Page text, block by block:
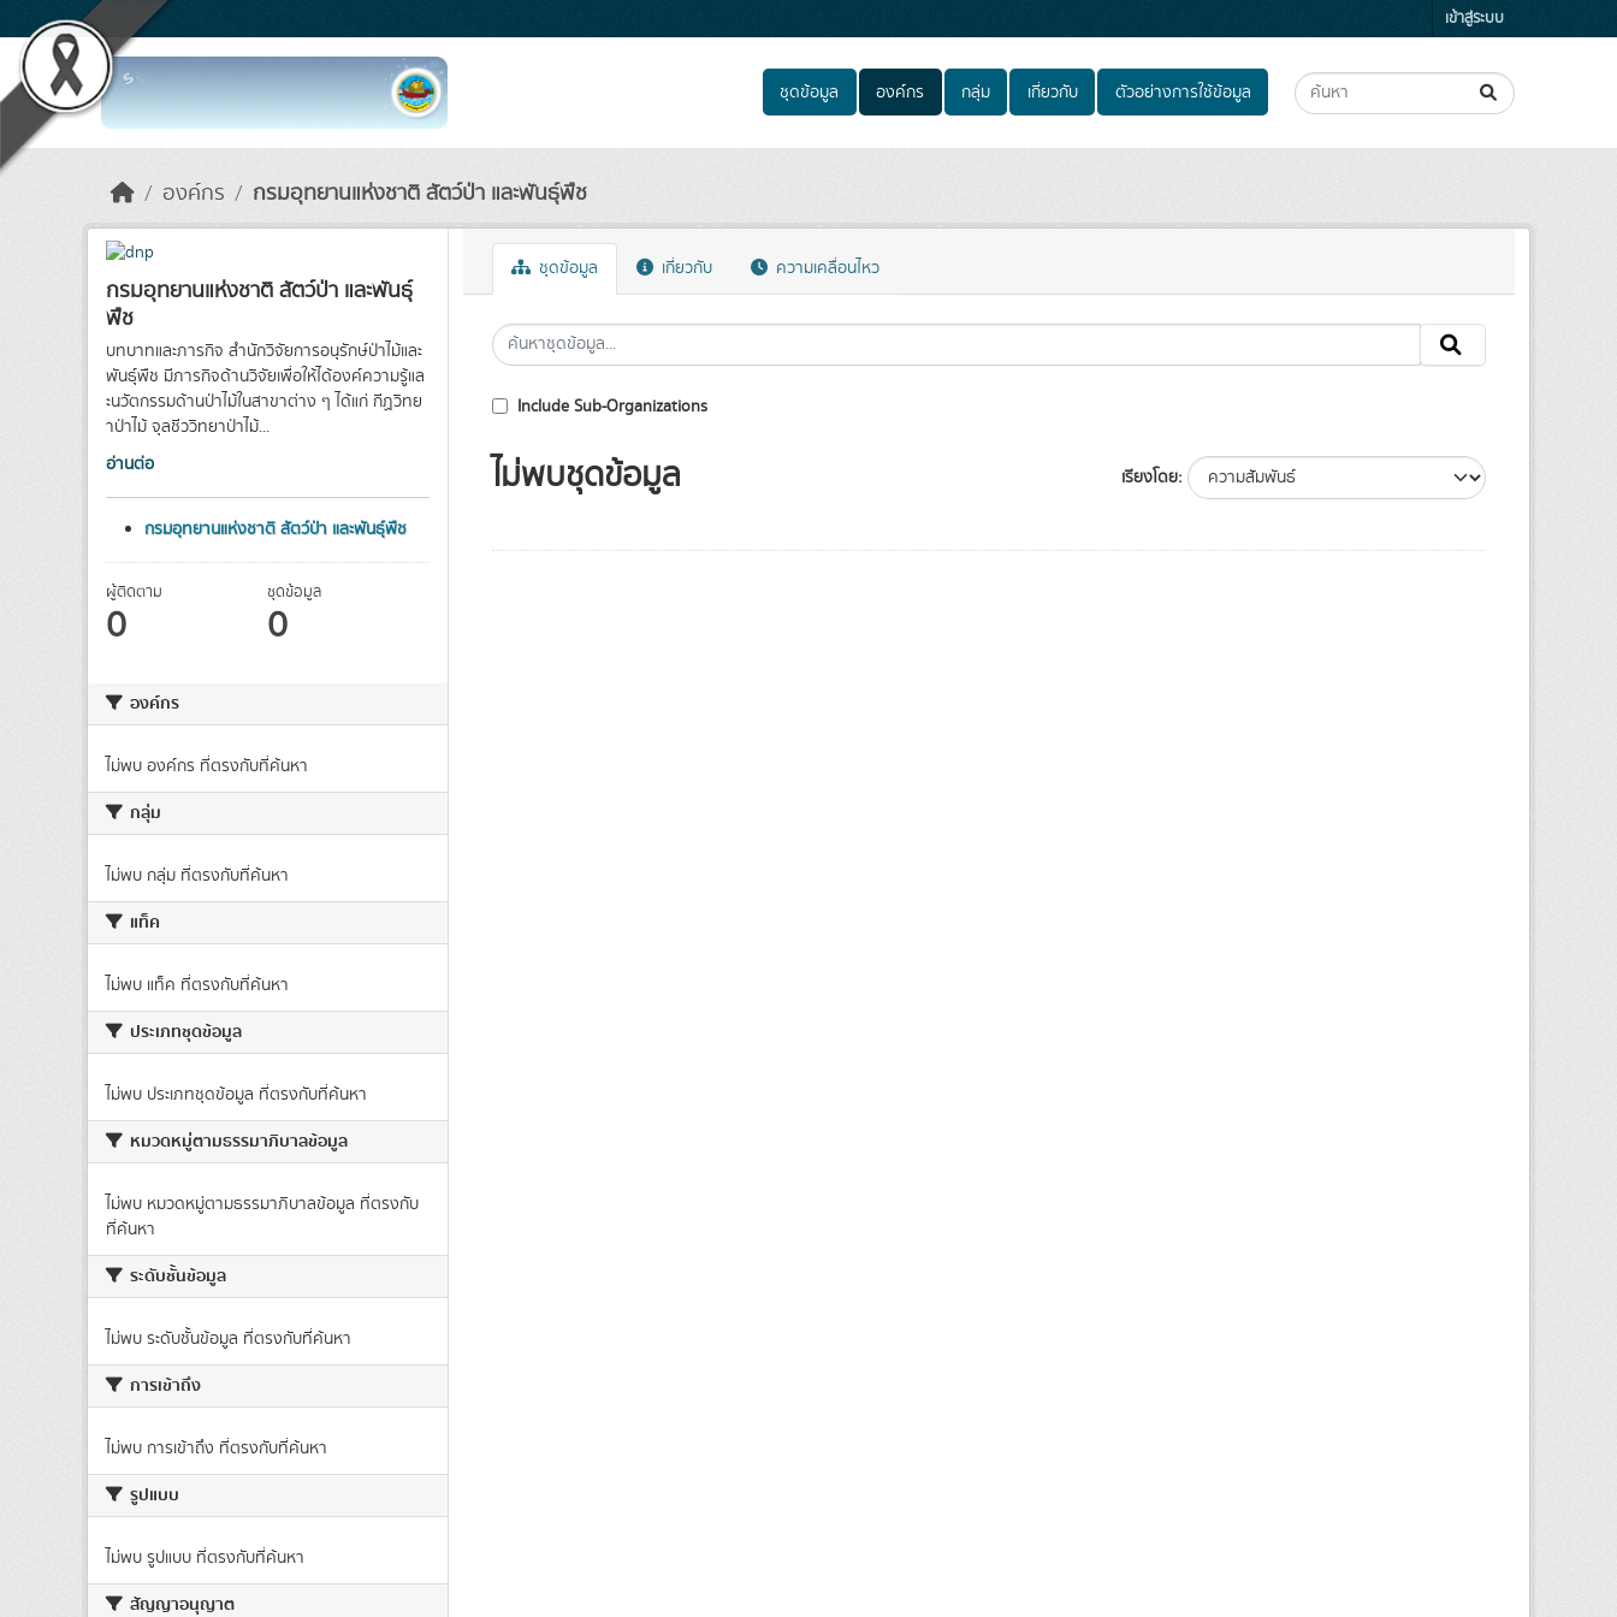
Skip to main content เข้าสู่ระบบ
ชุดข้อมูล องค์กร กลุ่ม เกี่ยวกับ ตัวอย่างการใช้ข้อมูล
องค์กร กรมอุทยานแห่งชาติ สัตว์ป่า และพันธุ์พืช
กรมอุทยานแห่งชาติ สัตว์ป่า และพันธุ์
พืช
บทบาทและภารกิจ สำนักวิจัยการอนุรักษ์ป่าไม้และ
พันธุ์พืช มีภารกิจด้านวิจัยเพื่อให้ได้องค์ความรู้แล
ะนวัตกรรมด้านป่าไม้ในสาขาต่าง ๆ ได้แก่ กีฏวิทย
าป่าไม้ จุลชีววิทยาป่าไม้...
อ่านต่อ
กรมอุทยานแห่งชาติ สัตว์ป่า และพันธุ์พืช
ผู้ติดตาม
0
ชุดข้อมูล
0
องค์กร
ไม่พบ องค์กร ที่ตรงกับที่ค้นหา
กลุ่ม
ไม่พบ กลุ่ม ที่ตรงกับที่ค้นหา
แท็ค
ไม่พบ แท็ค ที่ตรงกับที่ค้นหา
ประเภทชุดข้อมูล
ไม่พบ ประเภทชุดข้อมูล ที่ตรงกับที่ค้นหา
หมวดหมู่ตามธรรมาภิบาลข้อมูล
ไม่พบ หมวดหมู่ตามธรรมาภิบาลข้อมูล ที่ตรงกับ
ที่ค้นหา
ระดับชั้นข้อมูล
ไม่พบ ระดับชั้นข้อมูล ที่ตรงกับที่ค้นหา
การเข้าถึง
ไม่พบ การเข้าถึง ที่ตรงกับที่ค้นหา
รูปแบบ
ไม่พบ รูปแบบ ที่ตรงกับที่ค้นหา
สัญญาอนุญาต
ชุดข้อมูล เกี่ยวกับ ความเคลื่อนไหว
Include Sub-Organizations
เรียงโดย
ไม่พบชุดข้อมูล